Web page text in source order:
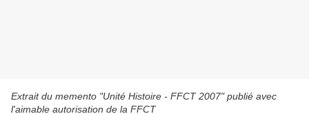
Extrait du memento "Unité Histoire - FFCT 2007" publié avec
l'aimable autorisation de la FFCT